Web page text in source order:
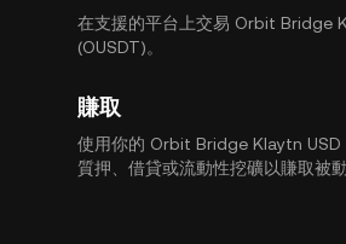
在支援的平台上交易 Orbit Bridge
(OUSDT)。
賺取
使用你的 Orbit Bridge Klaytn USD
質押、借貸或流動性挖礦以賺取被動